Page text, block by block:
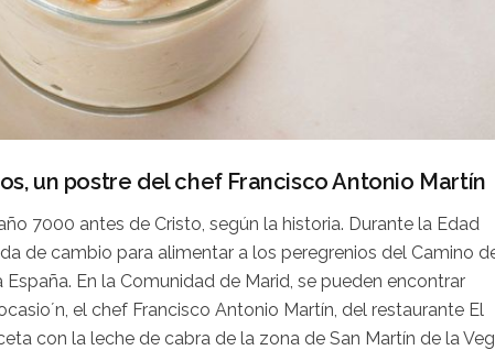
un postre del chef Francisco Antonio Martín
7000 antes de Cristo, según la historia. Durante la Edad
de cambio para alimentar a los peregrenios del Camino
En la Comunidad de Marid, se pueden encontrar
el chef Francisco Antonio Martín, del restaurante El
con la leche de cabra de la zona de San Martín de la